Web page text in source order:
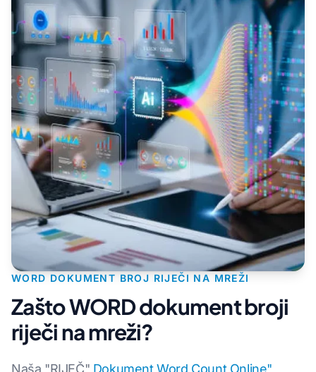
WORD DOKUMENT BROJ RIJEČI NA MREŽI
Zašto WORD dokument broji
riječi na mreži?
Naša "RIJEČ" Dokument Word Count Online"